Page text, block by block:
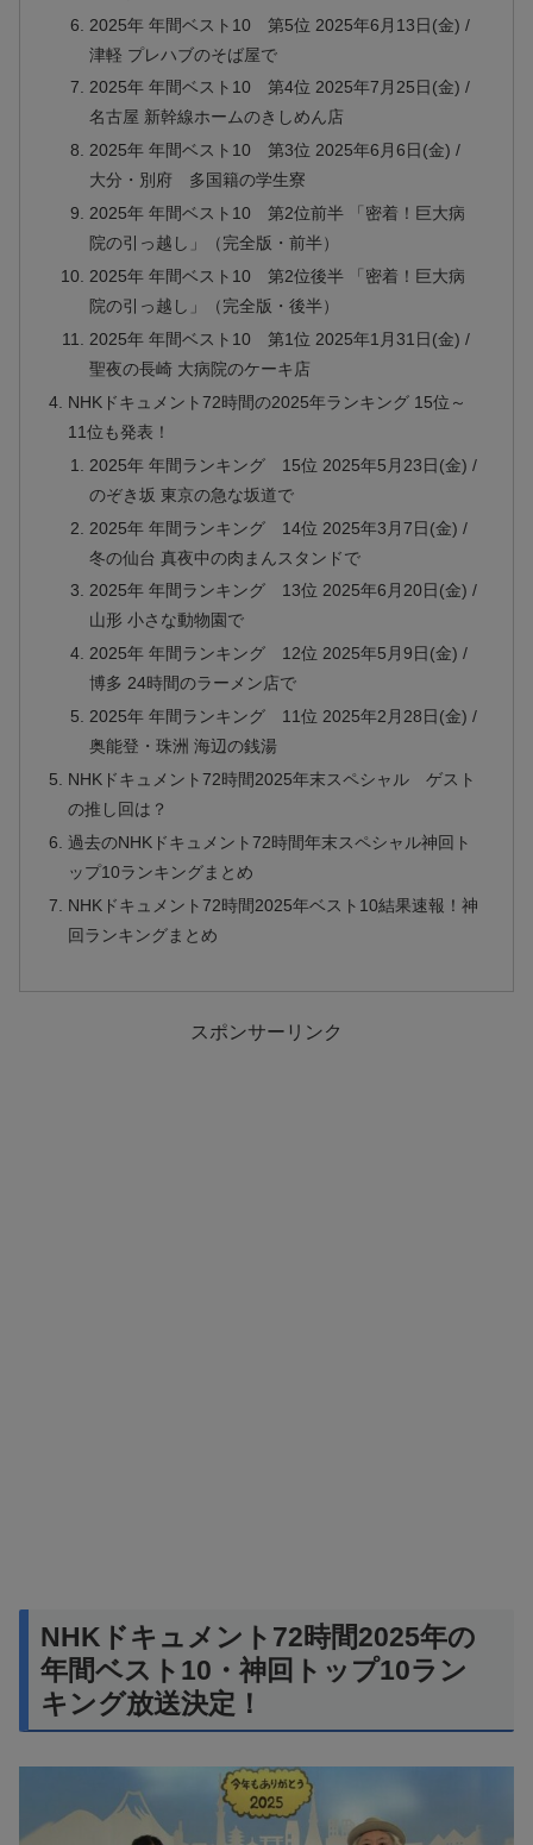
2025年 年間ベスト10 第5位 2025年6月13日(金) /
津軽 プレハブのそば屋で
2025年 年間ベスト10 第4位 2025年7月25日(金) /
名古屋 新幹線ホームのきしめん店
2025年 年間ベスト10 第3位 2025年6月6日(金) /
大分・別府 多国籍の学生寮
2025年 年間ベスト10 第2位前半 「密着！巨大病
院の引っ越し」（完全版・前半）
2025年 年間ベスト10 第2位後半 「密着！巨大病
院の引っ越し」（完全版・後半）
2025年 年間ベスト10 第1位 2025年1月31日(金) /
聖夜の長崎 大病院のケーキ店
NHKドキュメント72時間の2025年ランキング 15位～
11位も発表！
2025年 年間ランキング 15位 2025年5月23日(金) /
のぞき坂 東京の急な坂道で
2025年 年間ランキング 14位 2025年3月7日(金) /
冬の仙台 真夜中の肉まんスタンドで
2025年 年間ランキング 13位 2025年6月20日(金) /
山形 小さな動物園で
2025年 年間ランキング 12位 2025年5月9日(金) /
博多 24時間のラーメン店で
2025年 年間ランキング 11位 2025年2月28日(金) /
奥能登・珠洲 海辺の銭湯
NHKドキュメント72時間2025年末スペシャル ゲスト
の推し回は？
過去のNHKドキュメント72時間年末スペシャル神回ト
ップ10ランキングまとめ
NHKドキュメント72時間2025年ベスト10結果速報！神
回ランキングまとめ
スポンサーリンク
NHKドキュメント72時間2025年の
年間ベスト10・神回トップ10ラン
キング放送決定！